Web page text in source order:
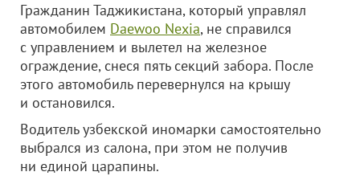
Гражданин Таджикистана, который управлял
автомобилем Daewoo Nexia, не справился
с управлением и вылетел на железное
ограждение, снеся пять секций забора. После
этого автомобиль перевернулся на крышу
и остановился.
Водительузбекской иномарки самостоятельно
выбрался из салона, при этом не получив
ни единой царапины.